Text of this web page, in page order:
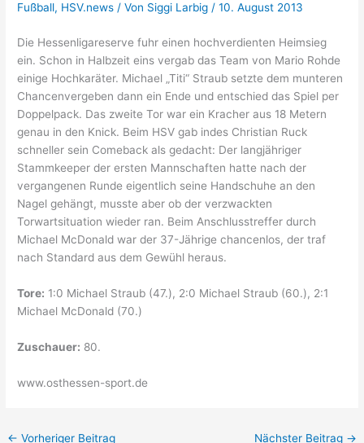
Fußball, HSV.news / Von Siggi Larbig/10. August 2013
Die Hessenligareserve fuhr einen hochverdienten Heimsieg
ein. Schon in Halbzeit eins vergab das Team von Mario Rohde
einige Hochkaräter. Michael „Titi“ Straub setzte dem munteren
Chancenvergeben dann ein Ende und entschied das Spiel per
Doppelpack. Das zweite Tor war ein Kracher aus 18 Metern
genau in den Knick. Beim HSV gab indes Christian Ruck
schneller sein Comeback als gedacht: Der langjähriger
Stammkeeper der ersten Mannschaften hatte nach der
vergangenen Runde eigentlich seine Handschuhe an den
Nagel gehängt, musste aber ob der verzwackten
Torwartsituation wieder ran. Beim Anschlusstreffer durch
Michael McDonald war der 37-Jährige chancenlos, der traf
nach Standard aus dem Gewühl heraus.
Tore: 1:0 Michael Straub (47.), 2:0 Michael Straub (60.), 2:1
Michael McDonald (70.)
Zuschauer: 80.
www.osthessen-sport.de
← Vorheriger Beitrag Nächster Beitrag →